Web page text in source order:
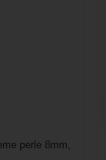
perle 8mm,